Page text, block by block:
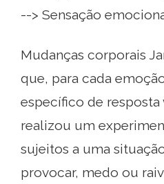
--> Sensação
Mudanças corporais
que, para cada
específico de resposta
realizou um
sujeitos a uma
provocar, medo ou